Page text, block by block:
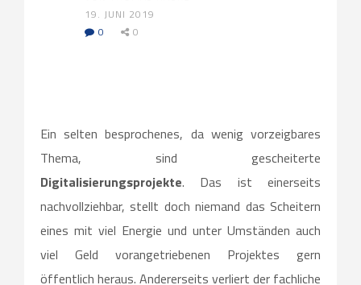
19. JUNI 2019
0
0
Ein selten besprochenes, da wenig vorzeigbares
Thema, sind gescheiterte
Digitalisierungsprojekte. Das ist einerseits
nachvollziehbar, stellt doch niemand das Scheitern
eines mit viel Energie und unter Umständen auch
viel Geld vorangetriebenen Projektes gern
öffentlich heraus. Andererseits verliert der fachliche